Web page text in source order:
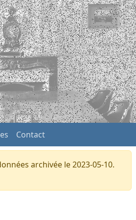
Contact
archivée le 2023-05-10.